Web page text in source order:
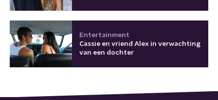
Entertainment
Cassie en vriend Alex in verwachting
van een dochter